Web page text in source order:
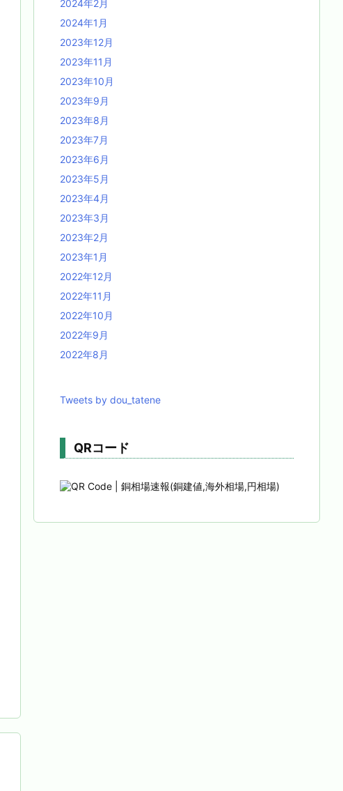
2024年2月
2024年1月
2023年12月
2023年11月
2023年10月
2023年9月
2023年8月
2023年7月
2023年6月
2023年5月
2023年4月
2023年3月
2023年2月
2023年1月
2022年12月
2022年11月
2022年10月
2022年9月
2022年8月
Tweets by dou_tatene
QRコード